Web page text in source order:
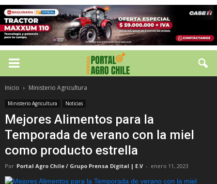
Inicio Ministerio Agricultura
Ministerio Agricultura Noticias
Mejores Alimentos para la
Temporada de verano con la miel
como producto estrella
Por Portal Agro Chile / Grupo Prensa Digital | E.V - enero 11, 2023